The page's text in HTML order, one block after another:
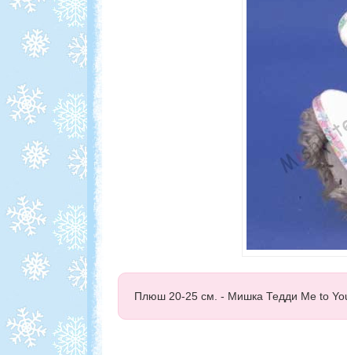
Плюш 20-25 см. - Мишка Тедди Me to